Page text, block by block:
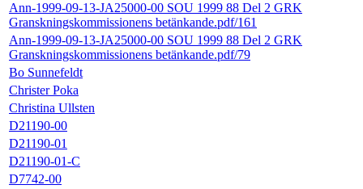
Ann-1999-09-13-JA25000-00 SOU 1999 88 Del 2 GRK
Granskningskommissionens betänkande.pdf/161
Ann-1999-09-13-JA25000-00 SOU 1999 88 Del 2 GRK
Granskningskommissionens betänkande.pdf/79
Bo Sunnefeldt
Christer Poka
Christina Ullsten
D21190-00
D21190-01
D21190-01-C
D7742-00